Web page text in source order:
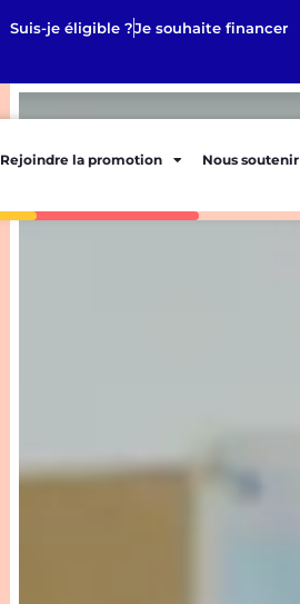
Suis-je éligible ?Je souhaite financer
Rejoindre la promotion Nous soutenir